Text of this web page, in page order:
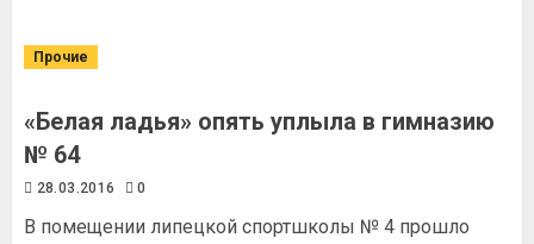
Прочие
«Белая ладья» опять уплыла в гимназию
№ 64
28.03.2016 0
В помещении липецкой спортшколы № 4 прошло